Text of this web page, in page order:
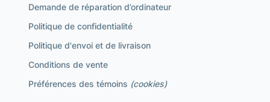
Demande de réparation d’ordinateur
Politique de confidentialité
Politique d'envoi et de livraison
Conditions de vente
Préférences des témoins (cookies)